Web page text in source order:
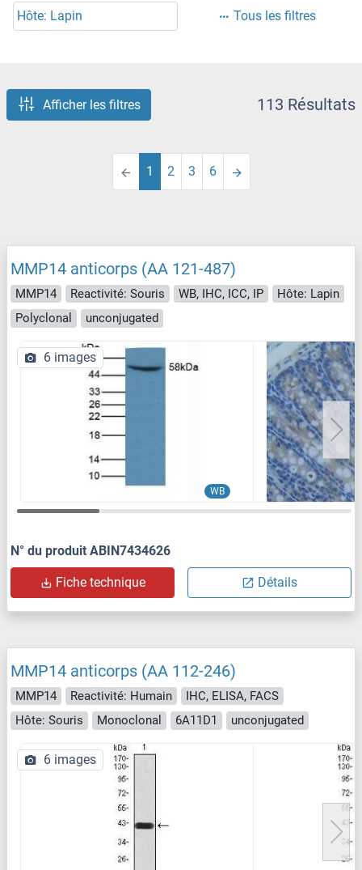
Hôte: Lapin Tous les filtres
Afficher les filtres 113 Résultats
1 2 3 6
MMP14 anticorps (AA 121-487)
MMP14 Reactivité: Souris WB, IHC, ICC, IP
Hôte: Lapin
Polyclonal
unconjugated
WB
6 images
N° du produit ABIN7434626
Fiche technique Détails
MMP14 anticorps (AA 112-246)
MMP14 Reactivité: Humain
IHC, ELISA, FACS
Hôte: Souris
Monoclonal 6A11D1 unconjugated
6 images